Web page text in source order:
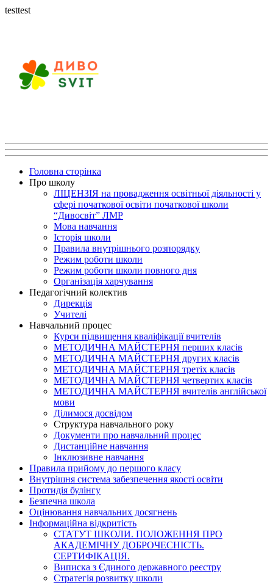
testtest
Головна сторінка
Про школу
ЛІЦЕНЗІЯ на провадження освітньої діяльності у
сфері початкової освіти початкової школи
“Дивосвіт” ЛМР
Мова навчання
Історія школи
Правила внутрішнього розпорядку
Режим роботи школи
Режим роботи школи повного дня
Організація харчування
Педагогічний колектив
Дирекція
Учителі
Навчальний процес
Курси підвищення кваліфікації вчителів
МЕТОДИЧНА МАЙСТЕРНЯ перших класів
МЕТОДИЧНА МАЙСТЕРНЯ других класів
МЕТОДИЧНА МАЙСТЕРНЯ третіх класів
МЕТОДИЧНА МАЙСТЕРНЯ четвертих класів
МЕТОДИЧНА МАЙСТЕРНЯ вчителів англійської
мови
Ділимося досвідом
Структура навчального року
Документи про навчальний процес
Дистанційне навчання
Інклюзивне навчання
Правила прийому до першого класу
Внутрішня система забезпечення якості освіти
Протидія булінгу
Безпечна школа
Оцінювання навчальних досягнень
Інформаційна відкритість
СТАТУТ ШКОЛИ. ПОЛОЖЕННЯ ПРО
АКАДЕМІЧНУ ДОБРОЧЕСНІСТЬ.
СЕРТИФІКАЦІЯ.
Виписка з Єдиного державного реєстру
Стратегія розвитку школи